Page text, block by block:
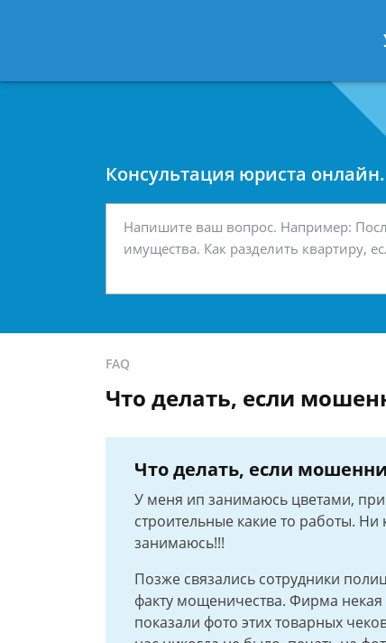
7 812 467-
Консультация юриста
FAQ
Что делать, если
Что делать, если
У меня ип занимаюсь цветами,
строительные какие то работы.
занимаюсь!!!
Позже связались сотрудники
факту мощеничества. Фирма
показали фото этих товарных